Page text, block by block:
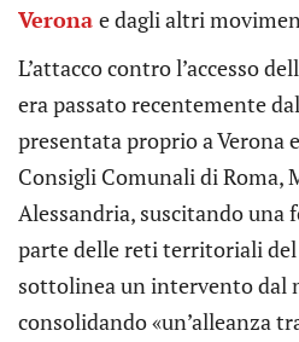
Verona e dagli altri
L’attacco contro l’accesso
era passato recentemente
presentata proprio a Verona
Consigli Comunali di Roma,
Alessandria, suscitando
parte delle reti territoriali
sottolinea un intervento dal
consolidando «un’alleanza